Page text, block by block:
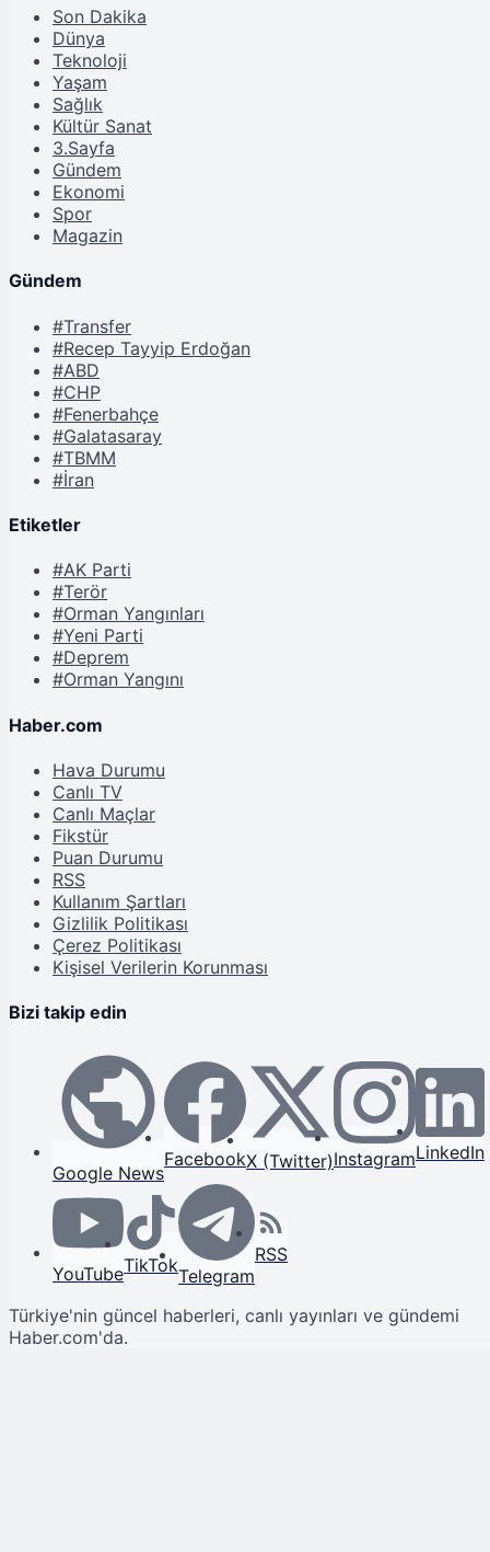
Son Dakika
Dünya
Teknoloji
Yaşam
Sağlık
Kültür Sanat
3.Sayfa
Gündem
Ekonomi
Spor
Magazin
Gündem
#Transfer
#Recep Tayyip Erdoğan
#ABD
#CHP
#Fenerbahçe
#Galatasaray
#TBMM
#İran
Etiketler
#AK Parti
#Terör
#Orman Yangınları
#Yeni Parti
#Deprem
#Orman Yangını
Haber.com
Hava Durumu
Canlı TV
Canlı Maçlar
Fikstür
Puan Durumu
RSS
Kullanım Şartları
Gizlilik Politikası
Çerez Politikası
Kişisel Verilerin Korunması
Bizi takip edin
Google News
FacebookX (Twitter)InstagramLinkedIn
YouTubeTikTokTelegram
RSS
Türkiye'nin güncel haberleri, canlı yayınları ve gündemi
Haber.com'da.